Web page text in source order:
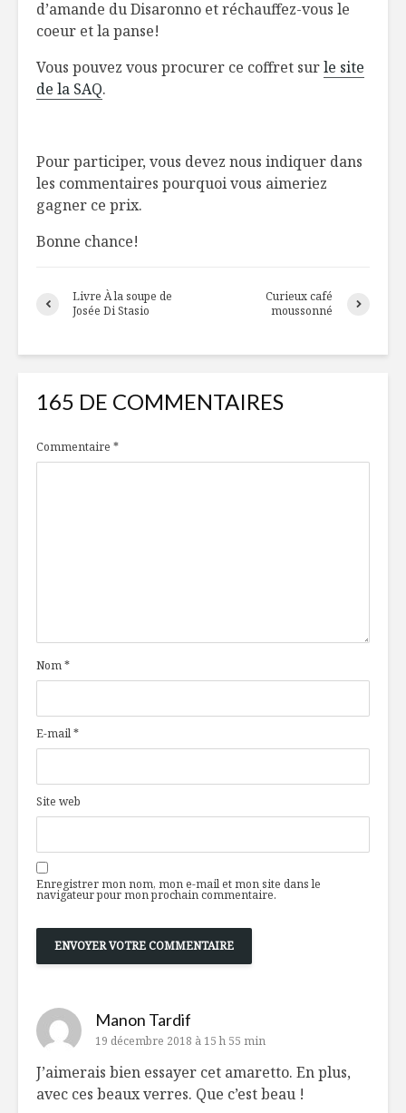
d’amande du Disaronno et réchauffez-vous le
coeur et la panse!
Vous pouvez vous procurer ce coffret surle site
de la SAQ.
Pour participer, vous devez nous indiquer dans
les commentaires pourquoi vous aimeriez
gagner ce prix.
Bonne chance!
Livre À la soupe de
Josée Di Stasio
Curieux café
moussonné
165 DE COMMENTAIRES
Commentaire *
Nom*
E-mail*
Site web
Enregistrer mon nom, mon e-mail et mon site dans le
navigateur pour mon prochain commentaire.
Manon Tardif
19 décembre 2018 à 15 h 55 min
J’aimerais bien essayer cet amaretto. En plus,
avec ces beaux verres. Que c’est beau !
La mâche et la
parfait match
sirop
pommes,